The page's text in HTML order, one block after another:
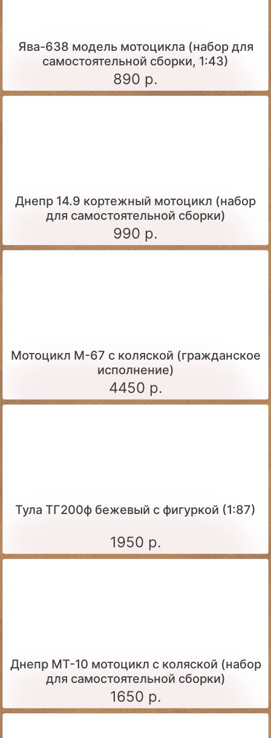
Ява-638 модель мотоцикла (набор для
самостоятельной сборки, 1:43)
890 р.
Днепр 14.9 кортежный мотоцикл (набор
для самостоятельной сборки)
990 р.
Мотоцикл М-67 с коляской (гражданское
исполнение)
4450 р.
Тула ТГ200ф бежевый с фигуркой (1:87)
1950 р.
Днепр МТ-10 мотоцикл с коляской (набор
для самостоятельной сборки)
1650 р.